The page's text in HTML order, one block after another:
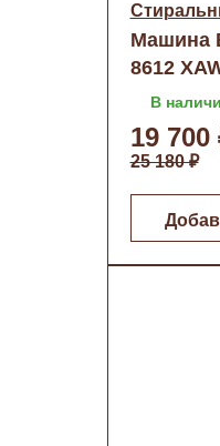
Машина
8612
В
19 700
25 180 ₽